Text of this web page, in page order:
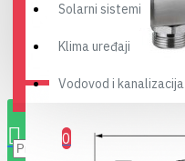
0
Solarni sistemi
Klima uređaji
Vodovod i kanalizacija